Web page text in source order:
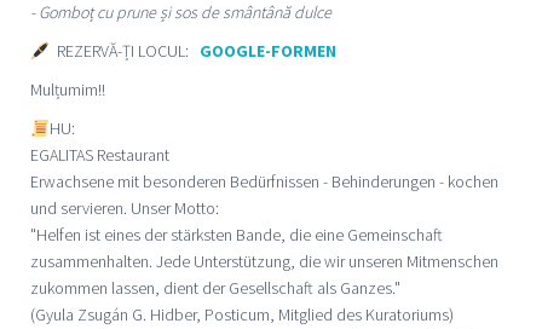
- Gomboț cu prune și sos de smântână dulce
REZERVĂ-ȚI LOCUL: GOOGLE-FORMEN
Mulțumim!!
HU:
EGALITAS Restaurant
Erwachsene mit besonderen Bedürfnissen - Behinderungen - kochen
und servieren. Unser Motto:
"Helfen ist eines der stärksten Bande, die eine Gemeinschaft
zusammenhalten. Jede Unterstützung, die wir unseren Mitmenschen
zukommen lassen, dient der Gesellschaft als Ganzes."
(Gyula Zsugán G. Hidber, Posticum, Mitglied des Kuratoriums)